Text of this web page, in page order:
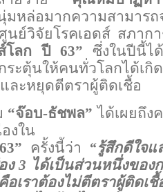
มหล่อมากความสามารถ
นย์วิจัยโรคเอดส์ สภาก
โลก ปี 63” ซึ่งในปีนี้ไ
ระตุ้นให้คนทั่วโลกได้เ
ละหยุดตีตราผู้ติดเชื้อ
“จ๊อบ-ธัชพล” ได้เผยถึง
งใน
ครั้งนี้ว่า “รู้สึกดีใจแ
3 ได้เป็นส่วนหนึ่งขอ
เราต้องไม่ตีตราผู้ติดเ